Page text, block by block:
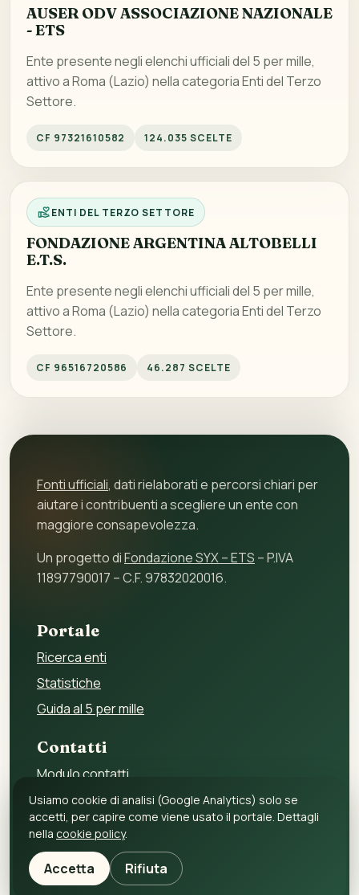
AUSER ODV ASSOCIAZIONE NAZIONALE
- ETS
Ente presente negli elenchi ufficiali del 5 per mille,
attivo a Roma (Lazio) nella categoria Enti del Terzo
Settore.
CF 97321610582 124.035 SCELTE
ENTI DEL TERZO SETTORE
FONDAZIONE ARGENTINA ALTOBELLI
E.T.S.
Ente presente negli elenchi ufficiali del 5 per mille,
attivo a Roma (Lazio) nella categoria Enti del Terzo
Settore.
CF 96516720586 46.287 SCELTE
Fonti ufficiali, dati rielaborati e percorsi chiari per
aiutare i contribuenti a scegliere un ente con
maggiore consapevolezza.
Un progetto diFondazione SYX – ETS – P.IVA
11897790017 – C.F. 97832020016.
Portale
Ricerca enti
Statistiche
Guida al 5 per mille
Contatti
Modulo contatti
Per gli enti
Per i fornitori
Privacy policy
Cookie policy
Usiamo cookie di analisi (Google Analytics) solo se
accetti, per capire come viene usato il portale. Dettagli
nella cookie policy.
Accetta Rifiuta